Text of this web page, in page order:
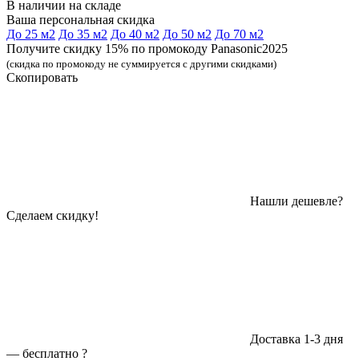
В наличии на складе
Ваша персональная скидка
До 25 м2 До 35 м2 До 40 м2 До 50 м2 До 70 м2
Получите скидку 15% по промокоду Panasonic2025
(скидка по промокоду не суммируется с другими скидками)
Скопировать
Нашли дешевле?
Сделаем скидку!
Доставка 1-3 дня
— бесплатно ?